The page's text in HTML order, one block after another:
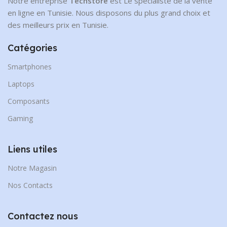
en ligne en Tunisie. Nous disposons du plus grand choix et
des meilleurs prix en Tunisie.
Catégories
Smartphones
Laptops
Composants
Gaming
Liens utiles
Notre Magasin
Nos Contacts
Contactez nous